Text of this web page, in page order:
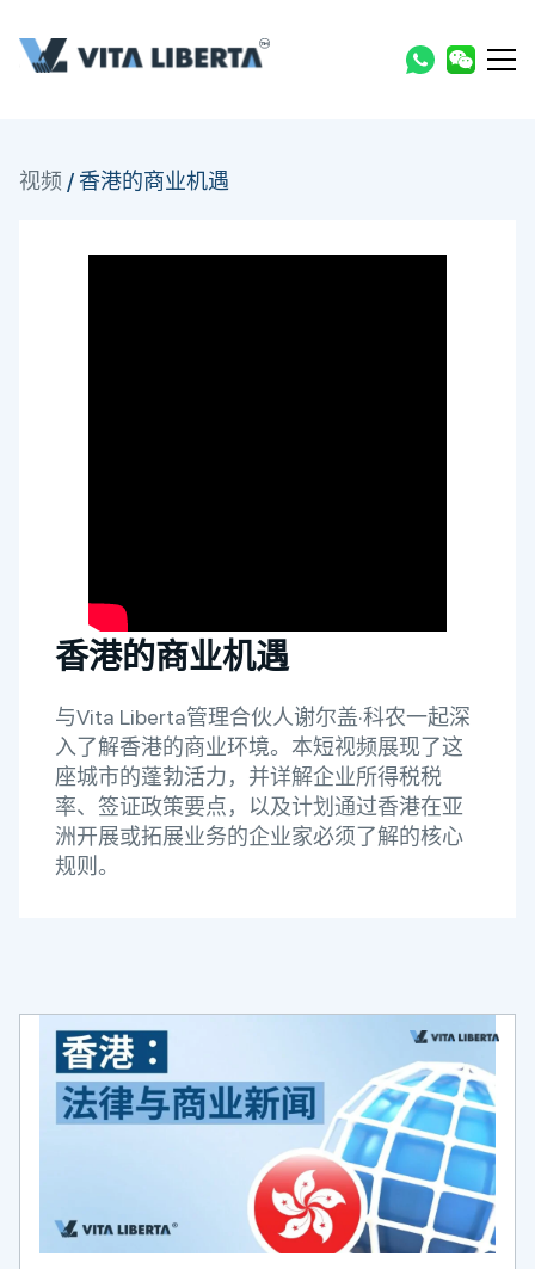
视频 / 香港的商业机遇
香港的商业机遇
与Vita Liberta管理合伙人谢尔盖·科农一起深
入了解香港的商业环境。本短视频展现了这
座城市的蓬勃活力，并详解企业所得税税
率、签证政策要点，以及计划通过香港在亚
洲开展或拓展业务的企业家必须了解的核心
规则。